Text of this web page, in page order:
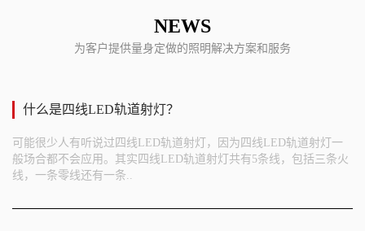
NEWS
为客户提供量身定做的照明解决方案和服务
什么是四线LED轨道射灯？
可能很少人有听说过四线LED轨道射灯，因为四线LED轨道射灯一
般场合都不会应用。其实四线LED轨道射灯共有5条线，包括三条火
线，一条零线还有一条..